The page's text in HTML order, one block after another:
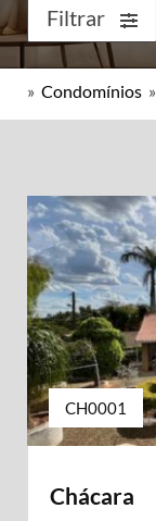
Filtrar
» Condomínios »
CH0001
Chácara